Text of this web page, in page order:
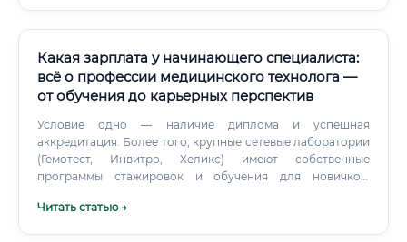
новых научных гипотез 🤝 Взаимодействие с пациентами,
клиентами, регуляторами ⚖️ Принятие ответственных
научных и этических решений Шаг 2.
Какая зарплата у начинающего специалиста:
всё о профессии медицинского технолога —
от обучения до карьерных перспектив
Условие одно — наличие диплома и успешная
аккредитация. Более того, крупные сетевые лаборатории
(Гемотест, Инвитро, Хеликс) имеют собственные
программы стажировок и обучения для новичков.
на практику с последующим трудоустройством.
Читать статью →